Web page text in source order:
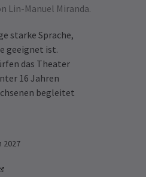
Lin-Manuel Miranda.
starke Sprache,
geeignet ist.
das Theater
16 Jahren
begleitet
2027